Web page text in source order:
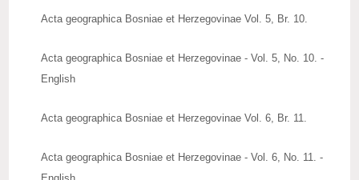
Acta geographica Bosniae et Herzegovinae Vol. 5, Br. 10.
Acta geographica Bosniae et Herzegovinae - Vol. 5, No. 10. -
English
Acta geographica Bosniae et Herzegovinae Vol. 6, Br. 11.
Acta geographica Bosniae et Herzegovinae - Vol. 6, No. 11. -
English